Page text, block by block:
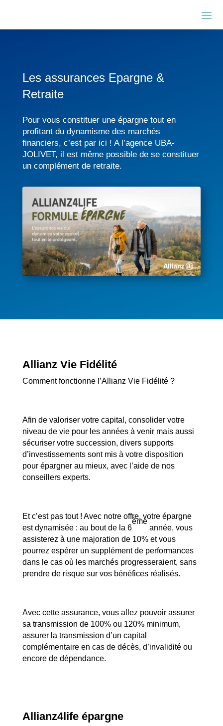
Les assurances Epargne &
Retraite
Pour vous constituer une épargne tout en
profitant du dynamisme des marchés
financiers, c’est par ici ! A l’agence UBA-
JOLIVET, il est même possible de se constituer
un complément de retraite.
Allianz Vie Fidélité
Comment fonctionne l’Allianz Vie Fidélité ?
Afin de valoriser votre capital, consolider votre
niveau de vie pour les années à venir mais aussi
sécuriser votre succession, divers supports
d’investissements sont mis à votre disposition
pour épargner au mieux, avec l’aide de nos
conseillers experts.
Et c’est pas tout ! Avec notre offre, votre épargne
est dynamisée : au bout de la 6
ème
année, vous
assisterez à une majoration de 10% et vous
pourrez espérer un supplément de performances
dans le cas où les marchés progresseraient, sans
prendre de risque sur vos bénéfices réalisés.
Avec cette assurance, vous allez pouvoir assurer
sa transmission de 100% ou 120% minimum,
assurer la transmission d’un capital
complémentaire en cas de décès, d’invalidité ou
encore de dépendance.
Allianz4life épargne